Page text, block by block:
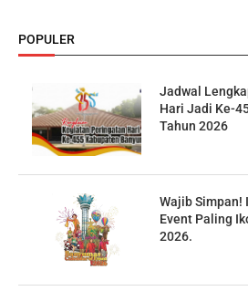
POPULER
Jadwal
Hari Jadi Ke-
Tahun 2026
Wajib Simpan!
Event Paling
2026.